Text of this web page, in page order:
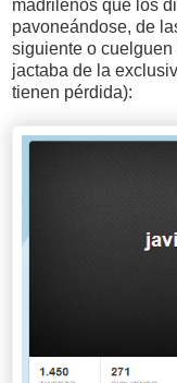
madrileños que los
pavoneándose, de
siguiente o
jactaba de la
tienen pérdida):